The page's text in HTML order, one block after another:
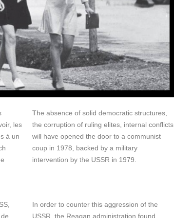
les
à un
The absence of solid democratic structures,
the corruption of ruling elites, internal conflicts
will have opened the door to a communist
coup in 1978, backed by a military
intervention by the USSR in 1979.
In order to counter this aggression of the
USSR, the Reagan administration found